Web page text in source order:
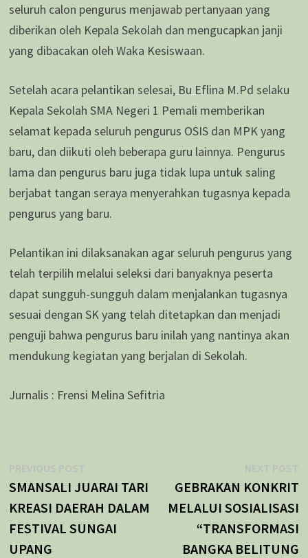
seluruh calon pengurus menjawab pertanyaan yang
diberikan oleh Kepala Sekolah dan mengucapkan janji
yang dibacakan oleh Waka Kesiswaan.
Setelah acara pelantikan selesai, Bu Eflina M.Pd selaku
Kepala Sekolah SMA Negeri 1 Pemali memberikan
selamat kepada seluruh pengurus OSIS dan MPK yang
baru, dan diikuti oleh beberapa guru lainnya. Pengurus
lama dan pengurus baru juga tidak lupa untuk saling
berjabat tangan seraya menyerahkan tugasnya kepada
pengurus yang baru.
Pelantikan ini dilaksanakan agar seluruh pengurus yang
telah terpilih melalui seleksi dari banyaknya peserta
dapat sungguh-sungguh dalam menjalankan tugasnya
sesuai dengan SK yang telah ditetapkan dan menjadi
penguji bahwa pengurus baru inilah yang nantinya akan
mendukung kegiatan yang berjalan di Sekolah.
Jurnalis : Frensi Melina Sefitria
Navigasi
pos
PREVIOUS POSTPrevious
post:
SMANSALI JUARAI TARI
KREASI DAERAH DALAM
FESTIVAL SUNGAI
UPANG
NEXT POST
GEBRAKAN KONKRIT
MELALUI SOSIALISASI
“TRANSFORMASI
BANGKA BELITUNG